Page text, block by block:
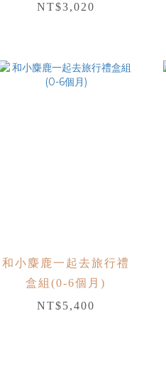
NT$3,020
和小麋鹿一起去旅行禮
盒組(0-6個月)
NT$5,400